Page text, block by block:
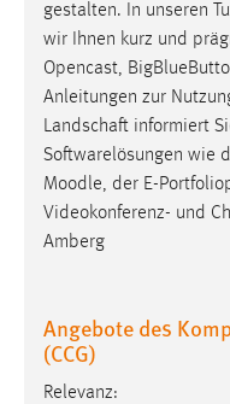
gestalten. In unseren
wir Ihnen kurz und
Opencast,
Anleitungen zur
Landschaft informiert
Softwarelösungen wie
Moodle, der E-
Videokonferenz- und
Amberg
Angebote des
(CCG)
Relevanz:
Name:
_pk_ref, _pk_cvar,
Zweck:
Zugriffsstatistik
Cookie Laufzeit:
Max. 13 Monate
Marketing Cookies
verwendet, um
Sie tun dies, indem